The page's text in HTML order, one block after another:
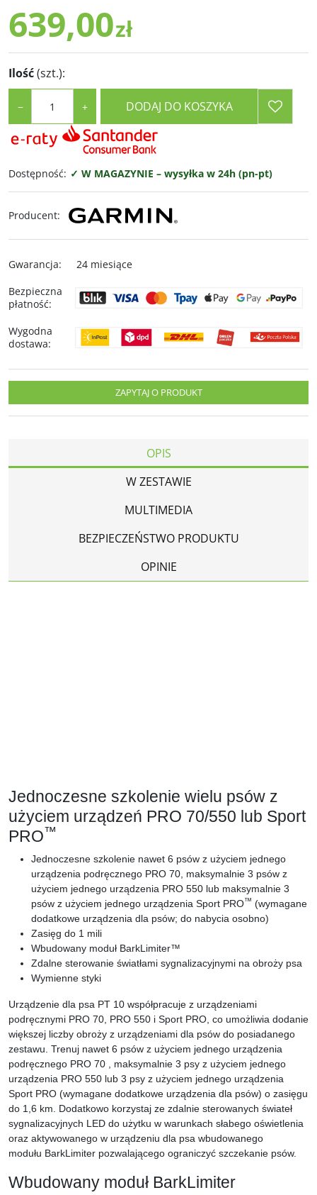
639,00zł
Ilość(szt.):
− + DODAJ DO KOSZYKA
Dostępność: ✓ W MAGAZYNIE – wysyłka w 24h (pn-pt)
Producent:
Gwarancja:
24 miesiące
Bezpieczna
płatność:
Wygodna
dostawa:
ZAPYTAJ O PRODUKT
OPIS
W ZESTAWIE
MULTIMEDIA
BEZPIECZEŃSTWO PRODUKTU
OPINIE
Jednoczesne szkolenie wielu psów z
użyciem urządzeń PRO 70/550 lub Sport
PRO™
Jednoczesne szkolenie nawet 6 psów z użyciem jednego
urządzenia podręcznego PRO 70, maksymalnie 3 psów z
użyciem jednego urządzenia PRO 550 lub maksymalnie 3
psów z użyciem jednego urządzenia Sport PRO™ (wymagane
dodatkowe urządzenia dla psów; do nabycia osobno)
Zasięg do 1 mili
Wbudowany moduł BarkLimiter™
Zdalne sterowanie światłami sygnalizacyjnymi na obroży psa
Wymienne styki
Urządzenie dla psa PT 10 współpracuje z urządzeniami
podręcznymi PRO 70, PRO 550 i Sport PRO, co umożliwia dodanie
większej liczby obroży z urządzeniami dla psów do posiadanego
zestawu. Trenuj nawet 6 psów z użyciem jednego urządzenia
podręcznego PRO 70 , maksymalnie 3 psy z użyciem jednego
urządzenia PRO 550 lub 3 psy z użyciem jednego urządzenia
Sport PRO (wymagane dodatkowe urządzenia dla psów) o zasięgu
do 1,6 km. Dodatkowo korzystaj ze zdalnie sterowanych świateł
sygnalizacyjnych LED do użytku w warunkach słabego oświetlenia
oraz aktywowanego w urządzeniu dla psa wbudowanego
modułu BarkLimiter pozwalającego ograniczyć szczekanie psów.
Wbudowany moduł BarkLimiter